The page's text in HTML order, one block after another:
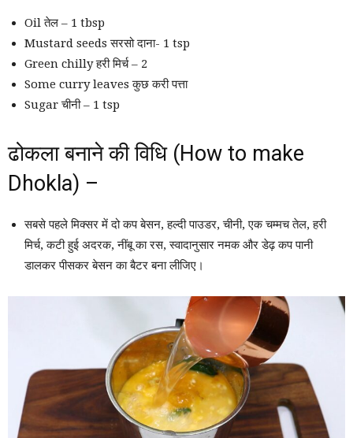
Oil तेल – 1 tbsp
Mustard seeds सरसो दाना- 1 tsp
Green chilly हरी मिर्च – 2
Some curry leaves कुछ करी पत्ता
Sugar चीनी – 1 tsp
ढोकला बनाने की विधि (How to make
Dhokla) –
सबसे पहले मिक्सर में दो कप बेसन, हल्दी पाउडर, चीनी, एक चम्मच तेल, हरी
मिर्च, कटी हुई अदरक, नींबू का रस, स्वादानुसार नमक और डेढ़ कप पानी
डालकर पीसकर बेसन का बैटर बना लीजिए।